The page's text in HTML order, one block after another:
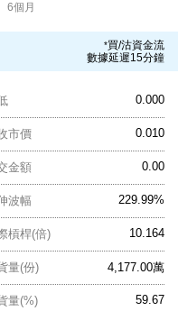
6個月
*買/沽資金流
數據延遲15分鐘
0.000
0.010
市價
0.00
金額
229.99%
波幅
10.164
槓桿(倍)
4,177.00萬
量(份)
59.67
量(%)